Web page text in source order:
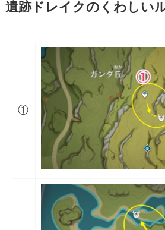
遺跡ドレイクのくわしい
①